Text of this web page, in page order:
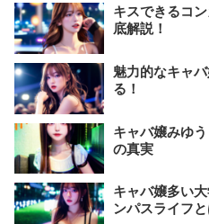
キスできるコ
底解説！
魅力的なキャ
る！
キャバ嬢みゆ
の真実
キャバ嬢多い
ンパスライフと